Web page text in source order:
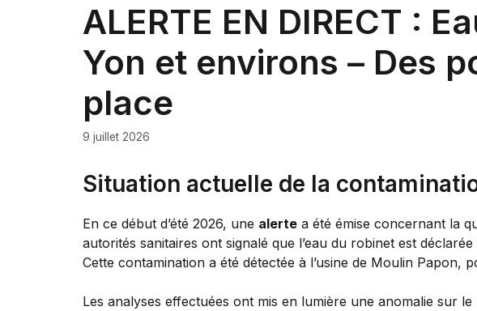
ALERTE EN DIRECT :
Yon et environs – Des
place
9 juillet 2026
Situation actuelle de la
En ce début d’été 2026, une alerte a été émise concernant la
autorités sanitaires ont signalé que l’eau du robinet est déclarée
Cette contamination a été détectée à l’usine de Moulin Papon,
Les analyses effectuées ont mis en lumière une anomalie sur